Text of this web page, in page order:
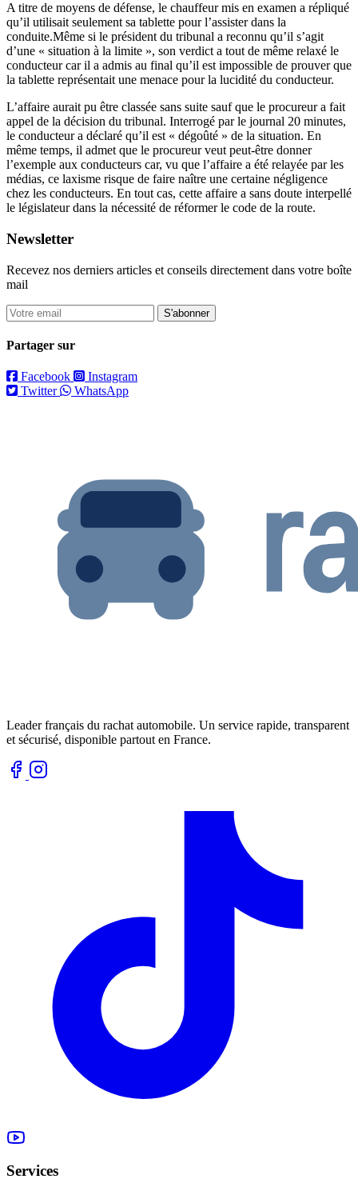
A titre de moyens de défense, le chauffeur mis en examen a répliqué
qu’il utilisait seulement sa tablette pour l’assister dans la
conduite.Même si le président du tribunal a reconnu qu’il s’agit
d’une « situation à la limite », son verdict a tout de même relaxé le
conducteur car il a admis au final qu’il est impossible de prouver que
la tablette représentait une menace pour la lucidité du conducteur.
L’affaire aurait pu être classée sans suite sauf que le procureur a fait
appel de la décision du tribunal. Interrogé par le journal 20 minutes,
le conducteur a déclaré qu’il est « dégoûté » de la situation. En
même temps, il admet que le procureur veut peut-être donner
l’exemple aux conducteurs car, vu que l’affaire a été relayée par les
médias, ce laxisme risque de faire naître une certaine négligence
chez les conducteurs. En tout cas, cette affaire a sans doute interpellé
le législateur dans la nécessité de réformer le code de la route.
Newsletter
Recevez nos derniers articles et conseils directement dans votre boîte
mail
S'abonner
Partager sur
Facebook
Instagram
Twitter
WhatsApp
Leader français du rachat automobile. Un service rapide, transparent
et sécurisé, disponible partout en France.
Services